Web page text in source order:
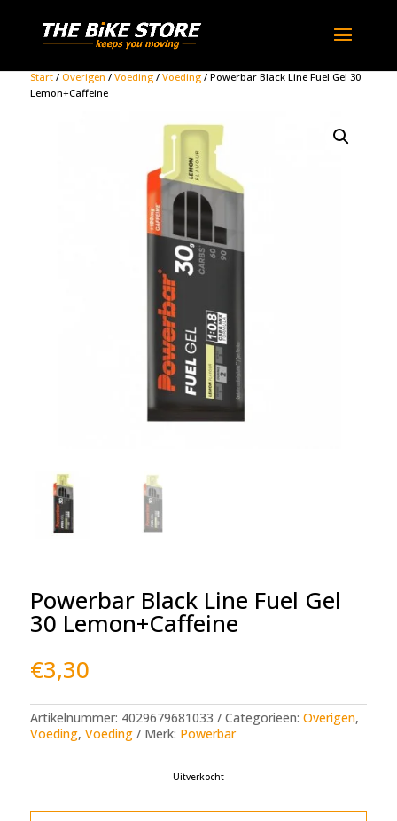
Start/ Overigen / Voeding/ Voeding/ Powerbar Black Line Fuel Gel 30
Lemon+Caffeine
Powerbar Black Line Fuel Gel
30 Lemon+Caffeine
€3,30
Artikelnummer: 4029679681033 Categorieën: Overigen,
Voeding, Voeding Merk: Powerbar
Uitverkocht